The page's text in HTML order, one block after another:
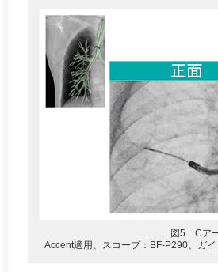
図5 Cア
Accent適用、スコープ：BF-P290、ガ